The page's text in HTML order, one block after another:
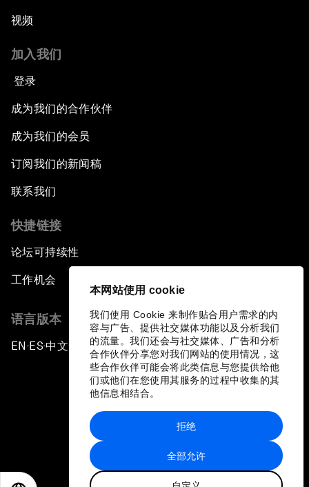
本网站使用 cookie
我们使用 Cookie 来制作贴合用户需求的内
容与广告、提供社交媒体功能以及分析我们
的流量。我们还会与社交媒体、广告和分析
合作伙伴分享您对我们网站的使用情况，这
些合作伙伴可能会将此类信息与您提供给他
们或他们在您使用其服务的过程中收集的其
他信息相结合。
全部允许
拒绝
视频
加入我们
登录
成为我们的合作伙伴
成为我们的会员
订阅我们的新闻稿
联系我们
快捷链接
论坛可持续性
工作机会
语言版本
EN ▪ES▪中文▪ 日本語
站点地图